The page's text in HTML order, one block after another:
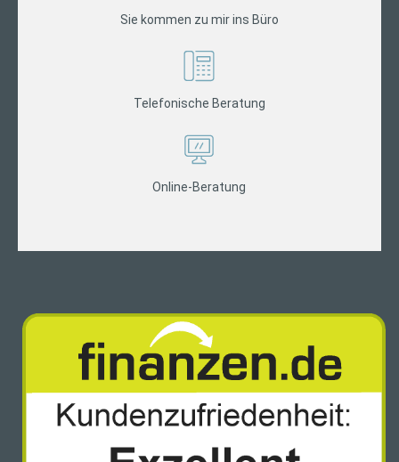
Sie kommen zu mir ins Büro
Telefonische Beratung
Online-Beratung